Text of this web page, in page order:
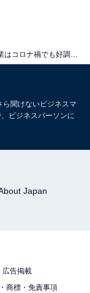
ら聞けないビジネスマ
ビジネスパーソンに
Japan
広告掲載
商標・免責事項